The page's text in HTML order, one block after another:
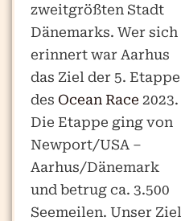
zweitgrößten Stadt
Dänemarks. Wer sich
erinnert war Aarhus
das Ziel der 5. Etappe
des Ocean Race 2023.
Die Etappe ging von
Newport/USA –
Aarhus/Dänemark
und betrug ca. 3.500
Seemeilen. Unser Ziel